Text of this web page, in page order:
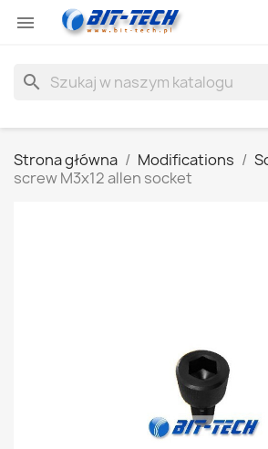

search
Strona główna Modifications
screw M3x12 allen socket